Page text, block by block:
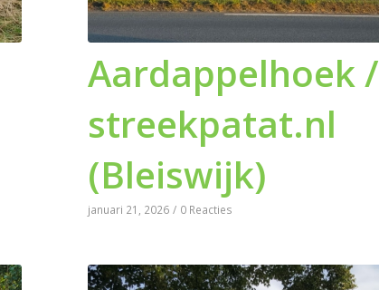
Aardappelhoek /
streekpatat.nl
(Bleiswijk)
januari 21, 2026 / 0 Reacties